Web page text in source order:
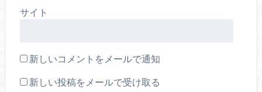
サイト
新しいコメントをメールで通知
新しい投稿をメールで受け取る